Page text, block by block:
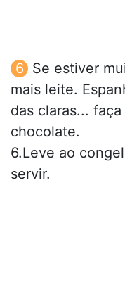
Se estiver
mais leite.
das claras...
chocolate.
6.Leve ao
servir.